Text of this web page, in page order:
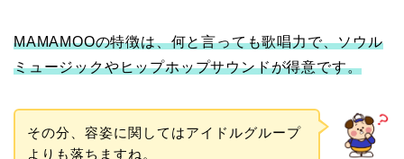
MAMAMOOの特徴は、何と言っても歌唱力で、ソウル
ミュージックやヒップホップサウンドが得意です。
その分、容姿に関してはアイドルグループ
よりも落ちますね。